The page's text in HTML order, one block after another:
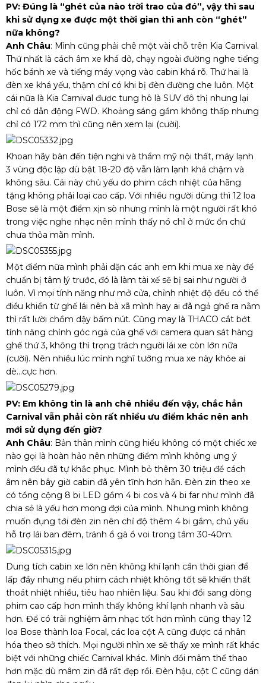
PV: Đúng là “ghét của nào trời trao của đó”, vậy thì sau
khi sử dụng xe được một thời gian thì anh còn “ghét”
nữa không?
Anh Châu: Mình cũng phải chê một vài chỗ trên Kia Carnival.
Thứ nhất là cách âm xe khá dở, chạy ngoài đường nghe tiếng
hốc bánh xe và tiếng máy vọng vào cabin khá rõ. Thứ hai là
đèn xe khá yếu, thậm chí có khi bị đèn đường che luôn. Một
cái nữa là Kia Carnival được tung hô là SUV đô thị nhưng lại
chỉ có dẫn động FWD. Khoảng sáng gầm không thấp nhưng
chỉ có 172 mm thì cũng nên xem lại (cười).
Khoan hãy bàn đến tiện nghi và thẩm mỹ nội thất, máy lạnh
3 vùng độc lập dù bật 18-20 độ vẫn làm lạnh khá chậm và
không sâu. Cái này chủ yếu do phim cách nhiệt của hãng
tặng không phải loại cao cấp. Với nhiều người dùng thì 12 loa
Bose sẽ là một điểm xịn sò nhưng mình là một người rất khó
trong việc nghe nhạc nên mình thấy nó chỉ ở mức ổn chứ
chưa thỏa mãn mình.
Một điểm nữa mình phải dặn các anh em khi mua xe này để
chuẩn bị tâm lý trước, đó là làm tài xế sẽ bị sai như người ở
luôn. Vì mọi tính năng như mở cửa, chỉnh nhiệt độ đều có thể
điều khiển từ ghế lái nên bà xã mình hay ai đã ngả ghế ra nằm
thì rất lười chồm dậy bấm nút. Cũng may là THACO cắt bớt
tính năng chỉnh góc ngả của ghế với camera quan sát hàng
ghế thứ 3, không thì trọng trách người lái xe còn lớn nữa
(cười). Nên nhiều lúc mình nghĩ tưởng mua xe này khỏe ai
dè…cực hơn.
PV: Em không tin là anh chê nhiều đến vậy, chắc hẳn
Carnival vẫn phải còn rất nhiều ưu điểm khác nên anh
mới sử dụng đến giờ?
Anh Châu: Bản thân mình cũng hiểu không có một chiếc xe
nào gọi là hoàn hảo nên những điểm mình không ưng ý
mình đều đã tự khắc phục. Mình bỏ thêm 30 triệu để cách
âm nên bây giờ cabin đã yên tĩnh hơn hẳn. Đèn zin theo xe
có tổng cộng 8 bi LED gồm 4 bi cos và 4 bi far như mình đã
chia sẻ là yếu hơn mong đợi của mình. Nhưng mình không
muốn đụng tới đèn zin nên chỉ độ thêm 4 bi gầm, chủ yếu
hỗ trợ lái ban đêm, tránh ổ gà ổ voi trong tầm 30-40m.
Dung tích cabin xe lớn nên không khí lạnh cần thời gian để
lấp đầy nhưng nếu phim cách nhiệt không tốt sẽ khiến thất
thoát nhiệt nhiều, tiêu hao nhiên liệu. Sau khi đổi sang dòng
phim cao cấp hơn mình thấy không khí lạnh nhanh và sâu
hơn. Để có trải nghiệm âm nhạc tốt hơn mình cũng thay 12
loa Bose thành loa Focal, các loa cột A cũng được cá nhân
hóa theo sở thích. Mọi người nhìn xe sẽ thấy xe mình rất khác
biệt với những chiếc Carnival khác. Mình đổi mâm thể thao
hơn mặc dù mâm zin đã rất đẹp rồi. Đèn hậu, cột C cũng dán